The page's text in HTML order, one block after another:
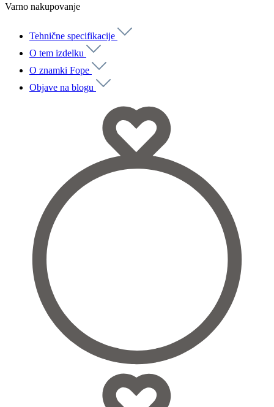
Varno nakupovanje
Tehnične specifikacije
O tem izdelku
O znamki Fope
Objave na blogu